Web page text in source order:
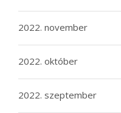
2022. november
2022. október
2022. szeptember